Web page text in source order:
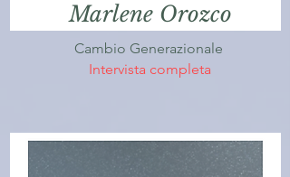
Marlene Orozco
Cambio Generazionale
Intervista completa